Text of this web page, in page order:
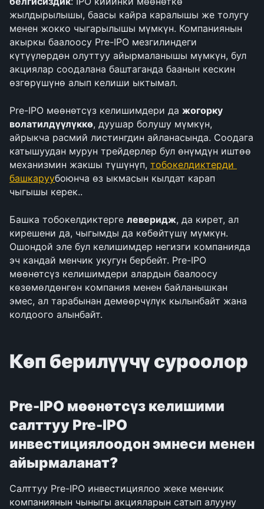
жылдырылышы, баасы кайра каралышы же толугу
менен жокко чыгарылышы мүмкүн. Компаниянын
акыркы баалоосу Pre-IPO мезгилиндеги
күтүүлөрдөн олуттуу айырмаланышы мүмкүн, бул
акциялар соодалана баштаганда баанын кескин
өзгөрүшүнө алып келиши ыктымал.
Pre-IPO мөөнөтсүз келишимдери да жогорку
волатилдүүлүккө, дуушар болушу мүмкүн,
айрыкча расмий листингдин айланасында. Соодага
катышуудан мурун трейдерлер бул өнүмдүн иштөө
механизмин жакшы түшүнүп, тобокелдиктерди
башкаруубоюнча өз ыкмасын кылдат карап
чыгышы керек..
Башка тобокелдиктерге леверидж, да кирет, ал
кирешени да, чыгымды да көбөйтүшү мүмкүн.
Ошондой эле бул келишимдер негизги компанияда
эч кандай менчик укугун бербейт. Pre-IPO
мөөнөтсүз келишимдери алардын баалоосу
көзөмөлдөнгөн компания менен байланышкан
эмес, ал тарабынан демөөрчүлүк кылынбайт жана
колдоого алынбайт.
Көп берилүүчү суроолор
Pre-IPO мөөнөтсүз келишими
салттуу Pre-IPO
инвестициялоодон эмнеси менен
айырмаланат?
Салттуу Pre-IPO инвестициялоо жеке менчик
компаниянын чыныгы акцияларын сатып алууну